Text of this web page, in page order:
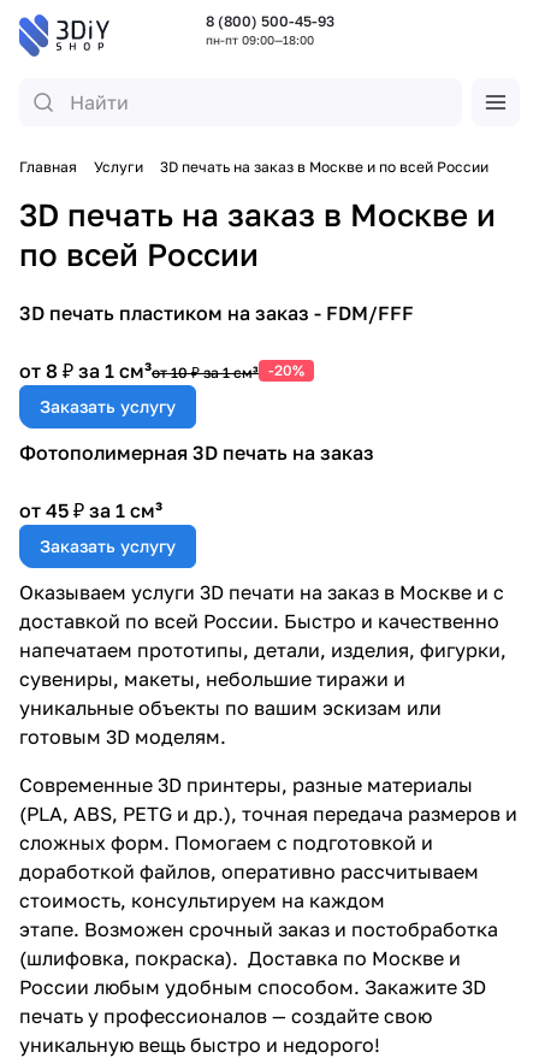
8 (800) 500-45-93
пн-пт 09:00—18:00
Главная Услуги 3D печать на заказ в Москве и по всей России
3D печать на заказ в Москве и
по всей России
3D печать пластиком на заказ - FDM/FFF
от 8 ₽ за 1 см³от 10 ₽ за 1 см³ -20%
Заказать услугу
Фотополимерная 3D печать на заказ
от 45 ₽ за 1 см³
Заказать услугу
Оказываем услуги 3D печати на заказ в Москве и с
доставкой по всей России. Быстро и качественно
напечатаем прототипы, детали, изделия, фигурки,
сувениры, макеты, небольшие тиражи и
уникальные объекты по вашим эскизам или
готовым 3D моделям.
Современные 3D принтеры, разные материалы
(PLA, ABS, PETG и др.), точная передача размеров и
сложных форм. Помогаем с подготовкой и
доработкой файлов, оперативно рассчитываем
стоимость, консультируем на каждом
этапе. Возможен срочный заказ и постобработка
(шлифовка, покраска). Доставка по Москве и
России любым удобным способом. Закажите 3D
печать у профессионалов — создайте свою
уникальную вещь быстро и недорого!